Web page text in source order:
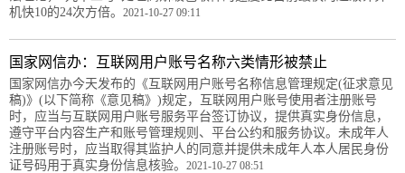
机快10的24次方倍。 2021-10-27 09:11
国家网信办：互联网用户账号名称六类情形被禁止
国家网信办今天发布的《互联网用户账号名称信息管理规定(征求意见
稿)》(以下简称《意见稿》)规定，互联网用户账号使用者注册账号
时，应当与互联网用户账号服务平台签订协议，提供真实身份信息，
遵守平台内容生产和账号管理规则、平台公约和服务协议。未成年人
注册账号时，应当取得其监护人的同意并提供未成年人本人居民身份
证号码用于真实身份信息核验。 2021-10-27 08:51